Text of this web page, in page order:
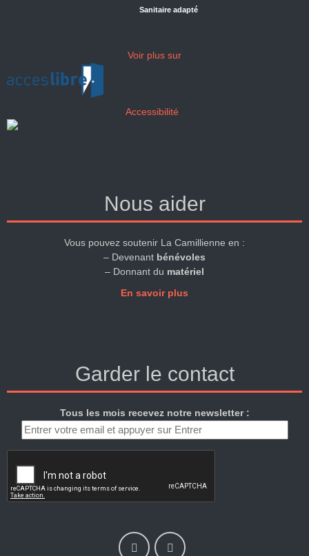
Sanitaire adapté
Voir plus sur
Accessibilité
Nous aider
Vous pouvez soutenir La Camillienne en :
– Devenant bénévoles
– Donnant du matériel
En savoir plus
Garder le contact
Tous les mois recevez notre newsletter :